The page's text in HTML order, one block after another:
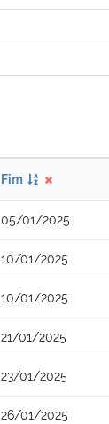
Fim
05/01/2025
10/01/2025
10/01/2025
21/01/2025
23/01/2025
26/01/2025